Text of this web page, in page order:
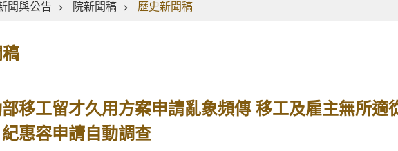
聞與公告 院新聞稿 歷史新聞稿
移工留才久用方案申請亂象頻傳 移工及雇主無所適
惠容申請自動調查